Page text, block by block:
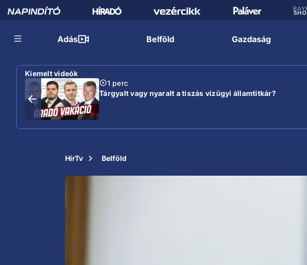
Adás Belföld Gazdaság
Kiemelt videók
1 perc
Tárgyalt vagy nyaralt a tiszás vízügyi államtitkár?
HírTv Belföld